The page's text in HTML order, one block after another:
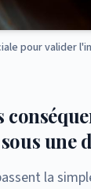
pour valider
une
la